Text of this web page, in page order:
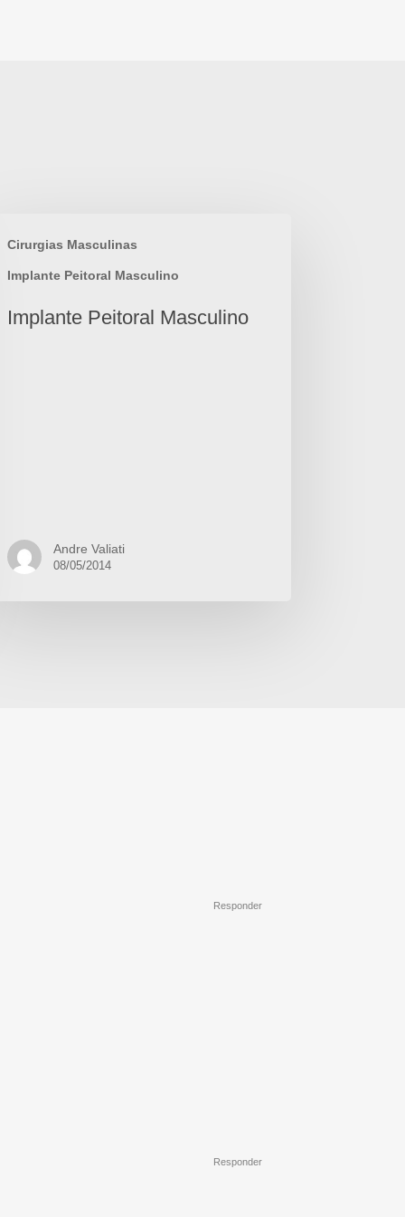
Cirurgias Masculinas
Implante Peitoral Masculino
Implante Peitoral Masculino
Andre Valiati
08/05/2014
Responder
Responder